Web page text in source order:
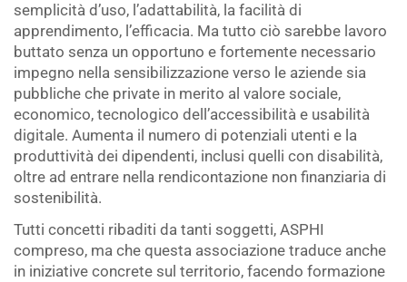
semplicità d’uso, l’adattabilità, la facilità di
apprendimento, l’efficacia. Ma tutto ciò sarebbe lavoro
buttato senza un opportuno e fortemente necessario
impegno nella sensibilizzazione verso le aziende sia
pubbliche che private in merito al valore sociale,
economico, tecnologico dell’accessibilità e usabilità
digitale. Aumenta il numero di potenziali utenti e la
produttività dei dipendenti, inclusi quelli con disabilità,
oltre ad entrare nella rendicontazione non finanziaria di
sostenibilità.
Tutti concetti ribaditi da tanti soggetti, ASPHI
compreso, ma che questa associazione traduce anche
in iniziative concrete sul territorio, facendo formazione